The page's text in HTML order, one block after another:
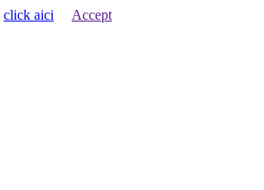
click aici Accept